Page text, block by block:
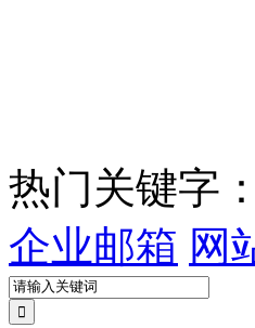
热门关键字：
企业邮箱 网